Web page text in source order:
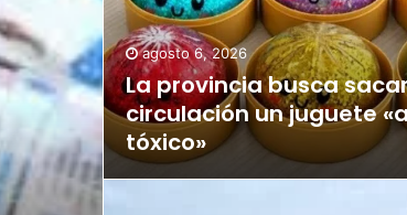
agosto 6, 2026
La provincia busca
circulación un juguete
tóxico»